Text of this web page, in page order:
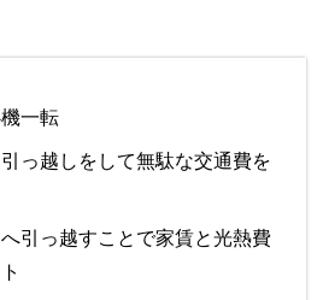
一転
っ越しをして無駄な交通費を
引っ越すことで家賃と光熱費